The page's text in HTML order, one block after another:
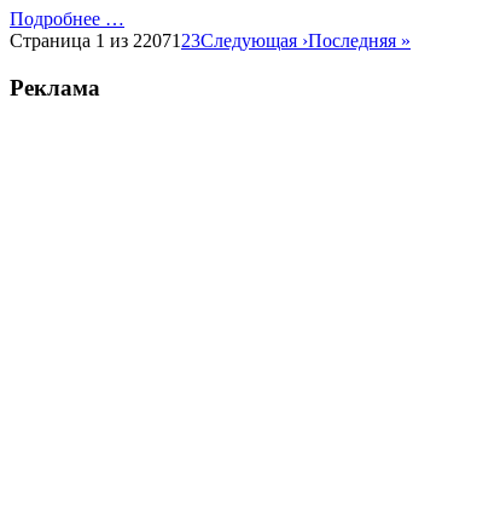
Подробнее …
Страница 1 из 22071 23Следующая ›Последняя »
Реклама